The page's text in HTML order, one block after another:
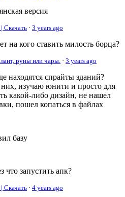
версия
Скачать · 3 years ago
на кого ставить милость борца?
руны или чары. · 3 years ago
находятся спрайты зданий?
изучаю юнити и просто для
какой-либо дизайн, не нашел
пошел копаться в файлах
базу
что запустить апк?
Скачать · 4 years ago